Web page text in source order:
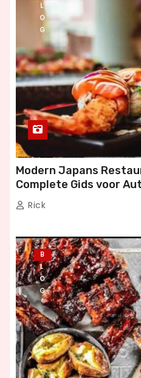
L
O
G
Modern Japans
Complete Gids voor
Dineren
Rick
B
L
O
G